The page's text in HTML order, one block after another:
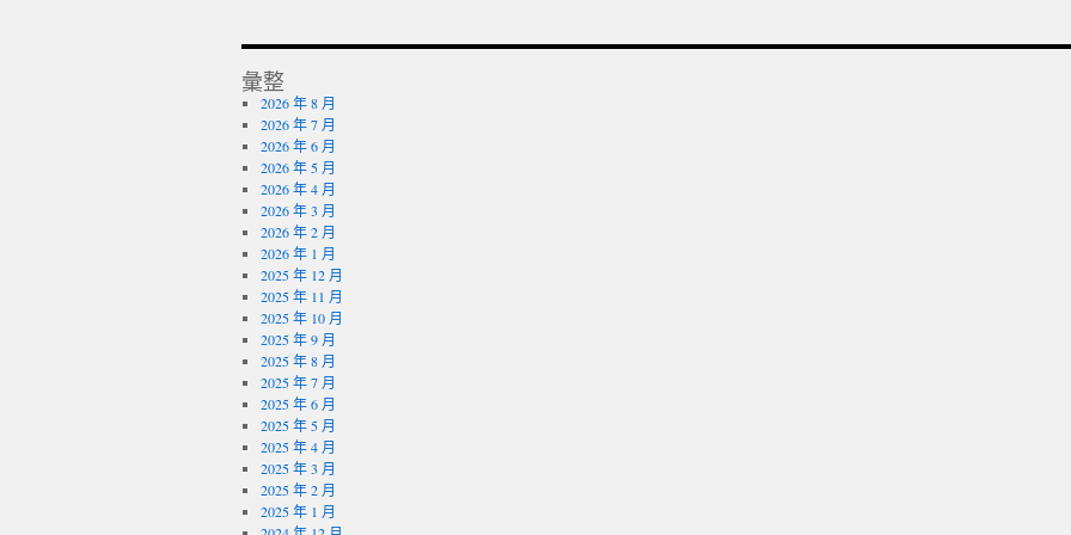
彙整
2026 年 8 月
2026 年 7 月
2026 年 6 月
2026 年 5 月
2026 年 4 月
2026 年 3 月
2026 年 2 月
2026 年 1 月
2025 年 12 月
2025 年 11 月
2025 年 10 月
2025 年 9 月
2025 年 8 月
2025 年 7 月
2025 年 6 月
2025 年 5 月
2025 年 4 月
2025 年 3 月
2025 年 2 月
2025 年 1 月